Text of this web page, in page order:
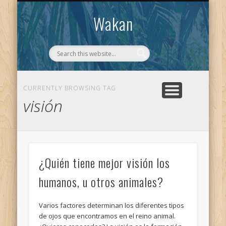
Wakan
WAKAN
CONTACTO
CURRENTLY BROWSING TAG
visión
¿Quién tiene mejor visión los
humanos, u otros animales?
Varios factores determinan los diferentes tipos
de ojos que encontramos en el reino animal.